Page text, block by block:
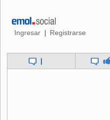
Ingresar Registrarse